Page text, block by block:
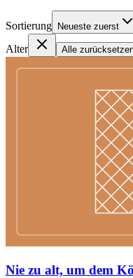
Sortierung Neueste zuerst
Alter Alle
Nie zu alt, um dem